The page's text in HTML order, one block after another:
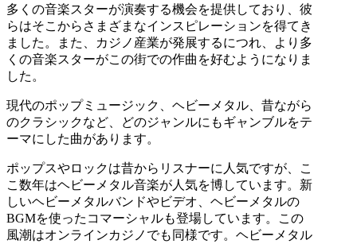
多くの音楽スターが演奏する機会を提供しており、彼
らはそこからさまざまなインスピレーションを得てき
ました。また、カジノ産業が発展するにつれ、より多
くの音楽スターがこの街での作曲を好むようになりま
した。
現代のポップミュージック、ヘビーメタル、昔ながら
のクラシックなど、どのジャンルにもギャンブルをテ
ーマにした曲があります。
ポップスやロックは昔からリスナーに人気ですが、こ
こ数年はヘビーメタル音楽が人気を博しています。新
しいヘビーメタルバンドやビデオ、ヘビーメタルの
BGMを使ったコマーシャルも登場しています。この
風潮はオンラインカジノでも同様です。ヘビーメタル